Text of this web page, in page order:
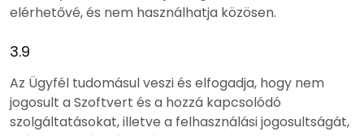
elérhetővé, és nem használhatja közösen.
3.9
Az Ügyfél tudomásul veszi és elfogadja, hogy nem
jogosult a Szoftvert és a hozzá kapcsolódó
szolgáltatásokat, illetve a felhasználási jogosultságát,